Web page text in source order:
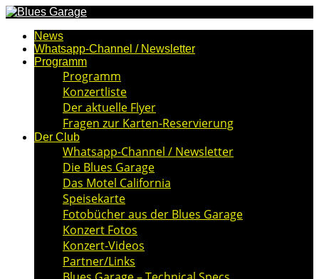
News
Whatsapp-Channel / Newsletter
Programm
Programm
Konzertliste
Der aktuelle Flyer
Fragen zur Karten-Reservierung
Der Club
Whatsapp-Channel / Newsletter
Die Blues Garage
Das Motel California
Speisekarte
Fotobücher aus der Blues Garage
Konzert Fotos
Konzert-Videos
Partner/Links